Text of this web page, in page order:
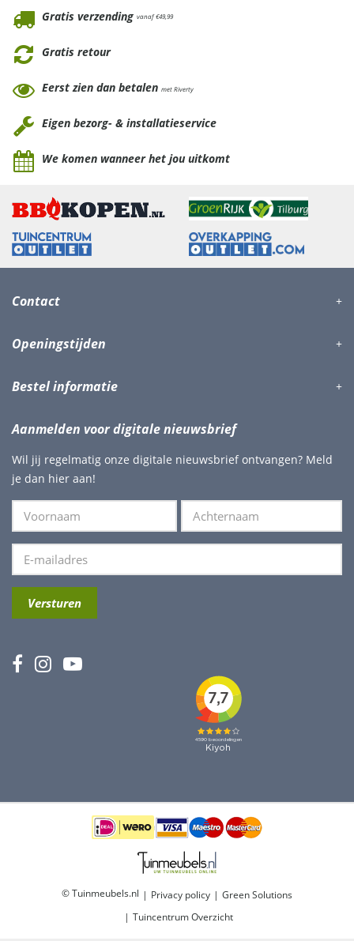
Gratis verzending vanaf €49,99
Gratis retour
Eerst zien dan betalen met Riverty
Eigen bezorg- & installatieservice
We komen wanneer het jou uitkomt
Contact
Openingstijden
Bestel informatie
Aanmelden voor digitale nieuwsbrief
Wil jij regelmatig onze digitale nieuwsbrief ontvangen? Meld
je dan hier aan!
© Tuinmeubels.nl Privacy policy
Green Solutions
Tuincentrum Overzicht